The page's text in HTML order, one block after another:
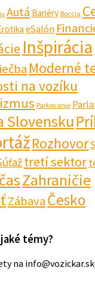
Autá Bariéry Boccia
eSalón
Inšpirácia
Moderné
na vozíku
Parkovanie
Slovensku
Rozhovor
tretí sektor
Zahraničie
ZábavaČesko
témy?
na info@vozickar.sk